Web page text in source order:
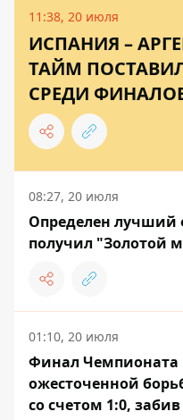
11:38, 20 июля
ИСПАНИЯ –
ТАЙМ
СРЕДИ
08:27, 20 июля
Определен лучший
получил "Золотой
01:10, 20 июля
Финал Чемпионата
ожесточенной
со счетом 1:0,